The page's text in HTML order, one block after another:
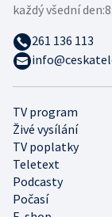
TV program
Živé vysílání
TV poplatky
Teletext
Podcasty
Počasí
každý všední den:
261 136 113